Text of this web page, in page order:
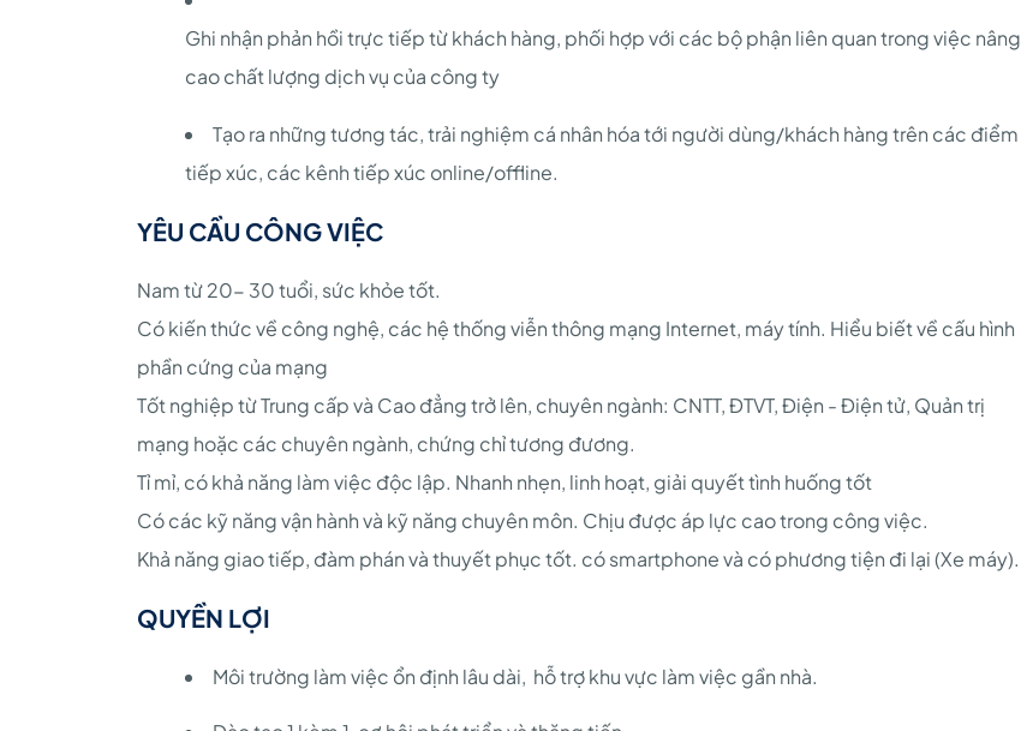
Ghi nhận phản hồi trực tiếp từ khách hàng, phối hợp với các bộ phận liên quan trong việc nâng
cao chất lượng dịch vụ của công ty
Tạo ra những tương tác, trải nghiệm cá nhân hóa tới người dùng/khách hàng trên các điểm
tiếp xúc, các kênh tiếp xúc online/offline.
YÊU CẦU CÔNG VIỆC
Nam từ 20- 30 tuổi, sức khỏe tốt.
Có kiến thức về công nghệ, các hệ thống viễn thông mạng Internet, máy tính. Hiểu biết về cấu hình
phần cứng của mạng
Tốt nghiệp từ Trung cấp và Cao đẳng trở lên, chuyên ngành: CNTT, ĐTVT, Điện - Điện tử, Quản trị
mạng hoặc các chuyên ngành, chứng chỉ tương đương.
Tỉ mỉ, có khả năng làm việc độc lập. Nhanh nhẹn, linh hoạt, giải quyết tình huống tốt
Có các kỹ năng vận hành và kỹ năng chuyên môn. Chịu được áp lực cao trong công việc.
Khả năng giao tiếp, đàm phán và thuyết phục tốt. có smartphone và có phương tiện đi lại (Xe máy).
QUYỀN LỢI
Môi trường làm việc ổn định lâu dài, hỗ trợ khu vực làm việc gần nhà.